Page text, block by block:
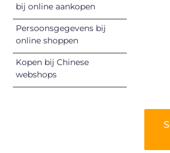
bij online aankopen
Persoonsgegevens bij
online shoppen
Kopen bij Chinese
webshops